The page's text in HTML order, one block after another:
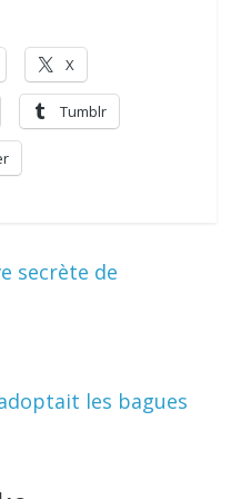
X
Tumblr
secrète de
les bagues